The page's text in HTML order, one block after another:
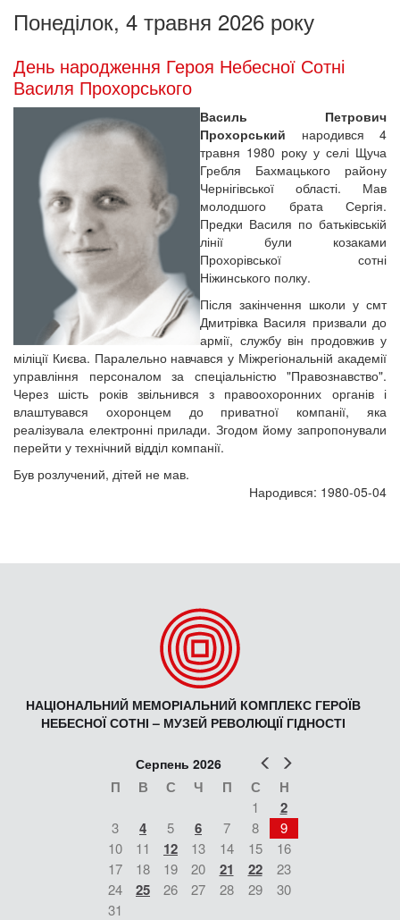
Понеділок, 4 травня 2026 року
День народження Героя Небесної Сотні
Василя Прохорського
Василь Петрович
Прохорський народився 4
травня 1980 року у селі Щуча
Гребля Бахмацького району
Чернігівської області. Мав
молодшого брата Сергія.
Предки Василя по батьківській
лінії були козаками
Прохорівської сотні
Ніжинського полку.
Після закінчення школи у смт
Дмитрівка Василя призвали до
армії, службу він продовжив у
міліції Києва. Паралельно навчався у Міжрегіональній академії
управління персоналом за спеціальністю "Правознавство".
Через шість років звільнився з правоохоронних органів і
влаштувався охоронцем до приватної компанії, яка
реалізувала електронні прилади. Згодом йому запропонували
перейти у технічний відділ компанії.
Був розлучений, дітей не мав.
Народився: 1980-05-04
НАЦІОНАЛЬНИЙ МЕМОРІАЛЬНИЙ КОМПЛЕКС ГЕРОЇВ
НЕБЕСНОЇ СОТНІ – МУЗЕЙ РЕВОЛЮЦІЇ ГІДНОСТІ
Попер
Серпень 2026
П В С Ч П С Н
1 2
3 4 5 6 7 8
9
10
11 12 13 14 15
16
17
18 19 20 21 22
23
24
25 26 27 28 29
30
31